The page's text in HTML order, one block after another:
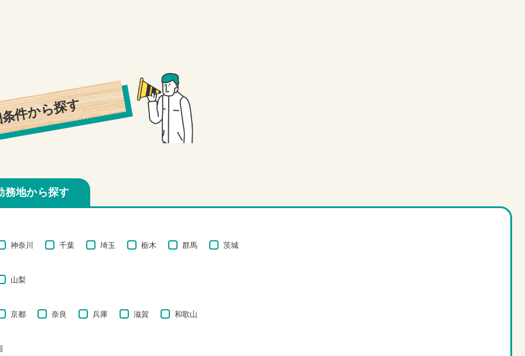
件から探す
務地から探す
神奈川 千葉 埼玉 栃木 群馬 茨城
山梨
京都 奈良 兵庫 滋賀 和歌山